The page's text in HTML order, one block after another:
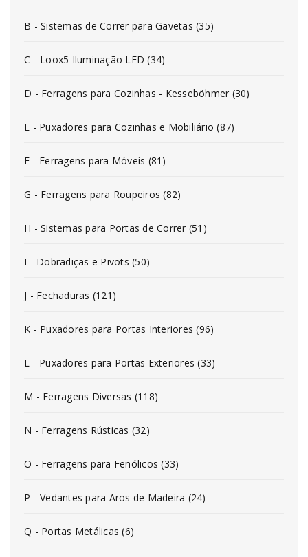
B - Sistemas de Correr para Gavetas (35)
C - Loox5 Iluminação LED (34)
D - Ferragens para Cozinhas - Kesseböhmer (30)
E - Puxadores para Cozinhas e Mobiliário (87)
F - Ferragens para Móveis (81)
G - Ferragens para Roupeiros (82)
H - Sistemas para Portas de Correr (51)
I - Dobradiças e Pivots (50)
J - Fechaduras (121)
K - Puxadores para Portas Interiores (96)
L - Puxadores para Portas Exteriores (33)
M - Ferragens Diversas (118)
N - Ferragens Rústicas (32)
O - Ferragens para Fenólicos (33)
P - Vedantes para Aros de Madeira (24)
Q - Portas Metálicas (6)